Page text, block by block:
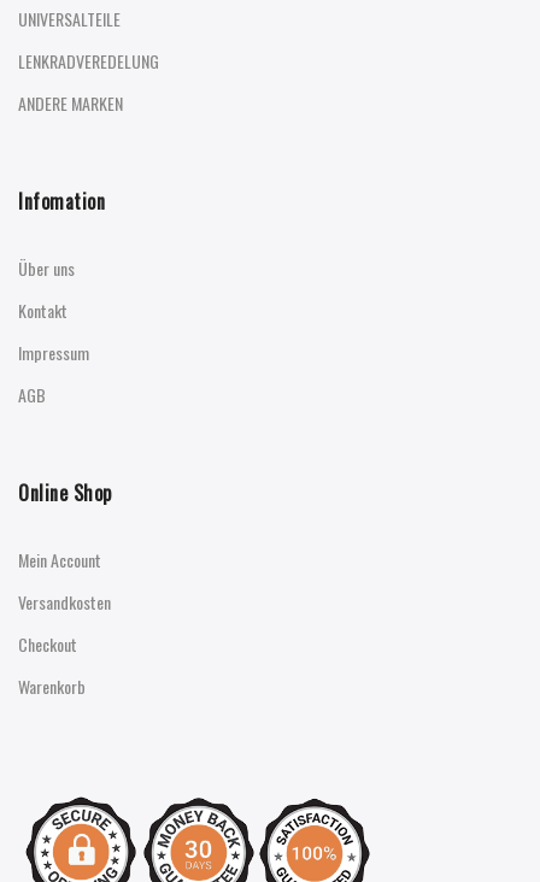
UNIVERSALTEILE
LENKRADVEREDELUNG
ANDERE MARKEN
Infomation
Über uns
Kontakt
Impressum
AGB
Online Shop
Mein Account
Versandkosten
Checkout
Warenkorb